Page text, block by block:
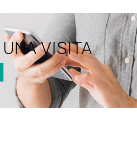
VISITA